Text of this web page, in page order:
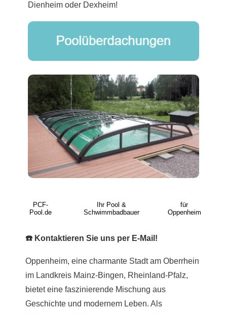
Dienheim oder Dexheim!
PCF-
Pool.de
Ihr Pool &
Schwimmbadbauer
für
Oppenheim
☎️ Kontaktieren Sie uns per E-Mail!
Oppenheim, eine charmante Stadt am Oberrhein
im Landkreis Mainz-Bingen, Rheinland-Pfalz,
bietet eine faszinierende Mischung aus
Geschichte und modernem Leben. Als